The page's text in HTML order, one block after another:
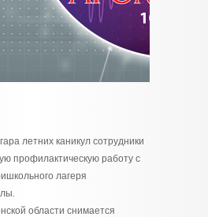
летних каникул сотрудники
профилактическую работу с
лагеря
области снимается